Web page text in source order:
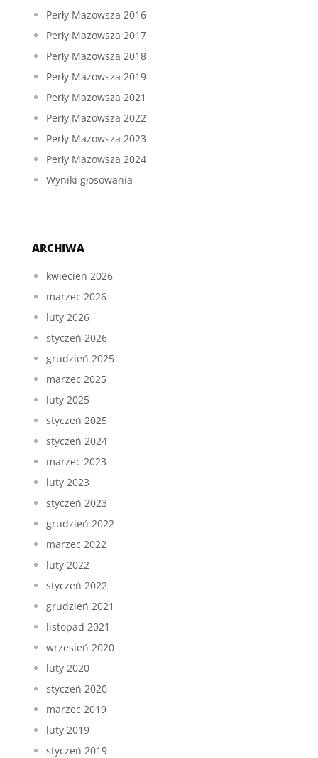
Perły Mazowsza 2016
Perły Mazowsza 2017
Perły Mazowsza 2018
Perły Mazowsza 2019
Perły Mazowsza 2021
Perły Mazowsza 2022
Perły Mazowsza 2023
Perły Mazowsza 2024
Wyniki głosowania
ARCHIWA
kwiecień 2026
marzec 2026
luty 2026
styczeń 2026
grudzień 2025
marzec 2025
luty 2025
styczeń 2025
styczeń 2024
marzec 2023
luty 2023
styczeń 2023
grudzień 2022
marzec 2022
luty 2022
styczeń 2022
grudzień 2021
listopad 2021
wrzesień 2020
luty 2020
styczeń 2020
marzec 2019
luty 2019
styczeń 2019